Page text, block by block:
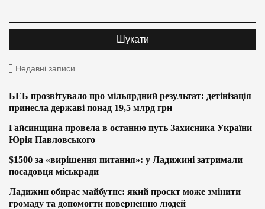
Недавні записи
БЕБ прозвітувало про мільярдний результат: детінізація
принесла державі понад 19,5 млрд грн
Гайсинщина провела в останню путь Захисника України
Юрія Павловського
$1500 за «вирішення питання»: у Ладижині затримали
посадовця міськради
Ладижин обирає майбутнє: який проєкт може змінити
громаду та допомогти поверненню людей